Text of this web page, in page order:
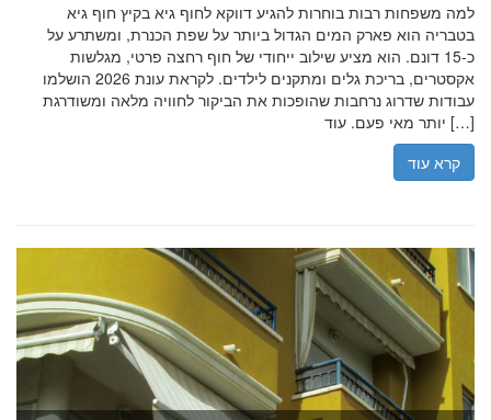
למה משפחות רבות בוחרות להגיע דווקא לחוף גיא בקיץ חוף גיא
בטבריה הוא פארק המים הגדול ביותר על שפת הכנרת, ומשתרע על
כ-15 דונם. הוא מציע שילוב ייחודי של חוף רחצה פרטי, מגלשות
אקסטרים, בריכת גלים ומתקנים לילדים. לקראת עונת 2026 הושלמו
עבודות שדרוג נרחבות שהופכות את הביקור לחוויה מלאה ומשודרגת
יותר מאי פעם. עוד […]
קרא עוד